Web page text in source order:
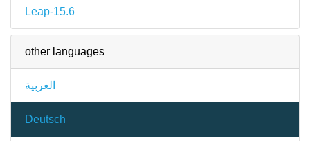
Leap-15.6
other languages
العربية
Deutsch